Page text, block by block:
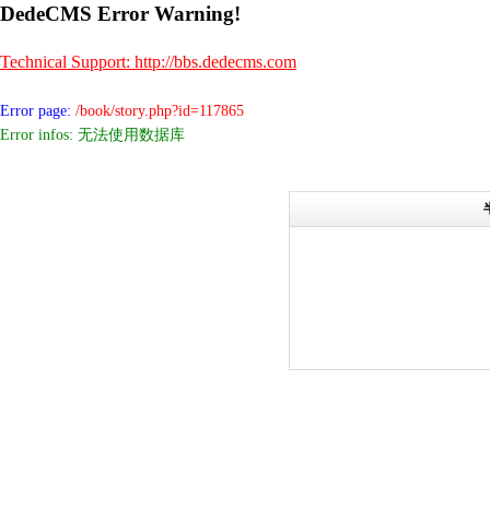
DedeCMS Error Warning!
Technical Support: http://bbs.dedecms.com
Error page: /book/story.php?id=117865
Error infos: 无法使用数据库